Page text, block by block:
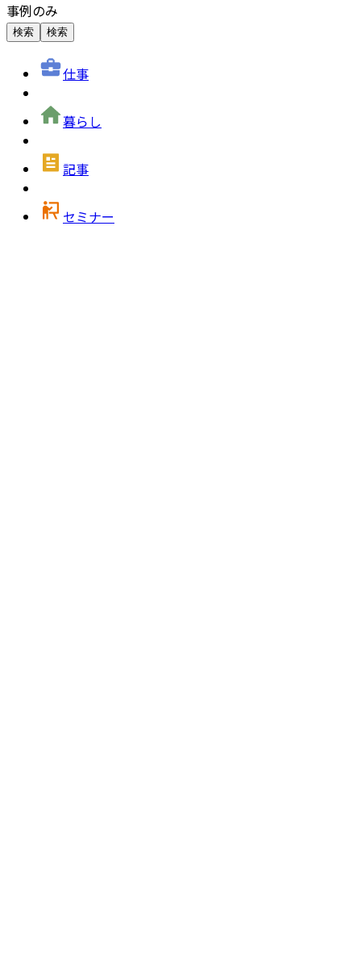
事例のみ
検索 検索
仕事
暮らし
記事
セミナー